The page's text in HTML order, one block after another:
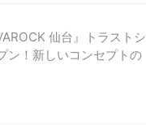
仙台』トラストシ
ン！新しいコンセプトの